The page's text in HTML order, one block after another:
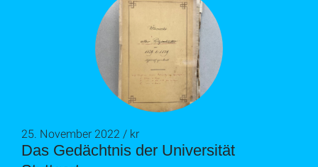
Das Gedächtnis der Universität
25. November 2022 / kr